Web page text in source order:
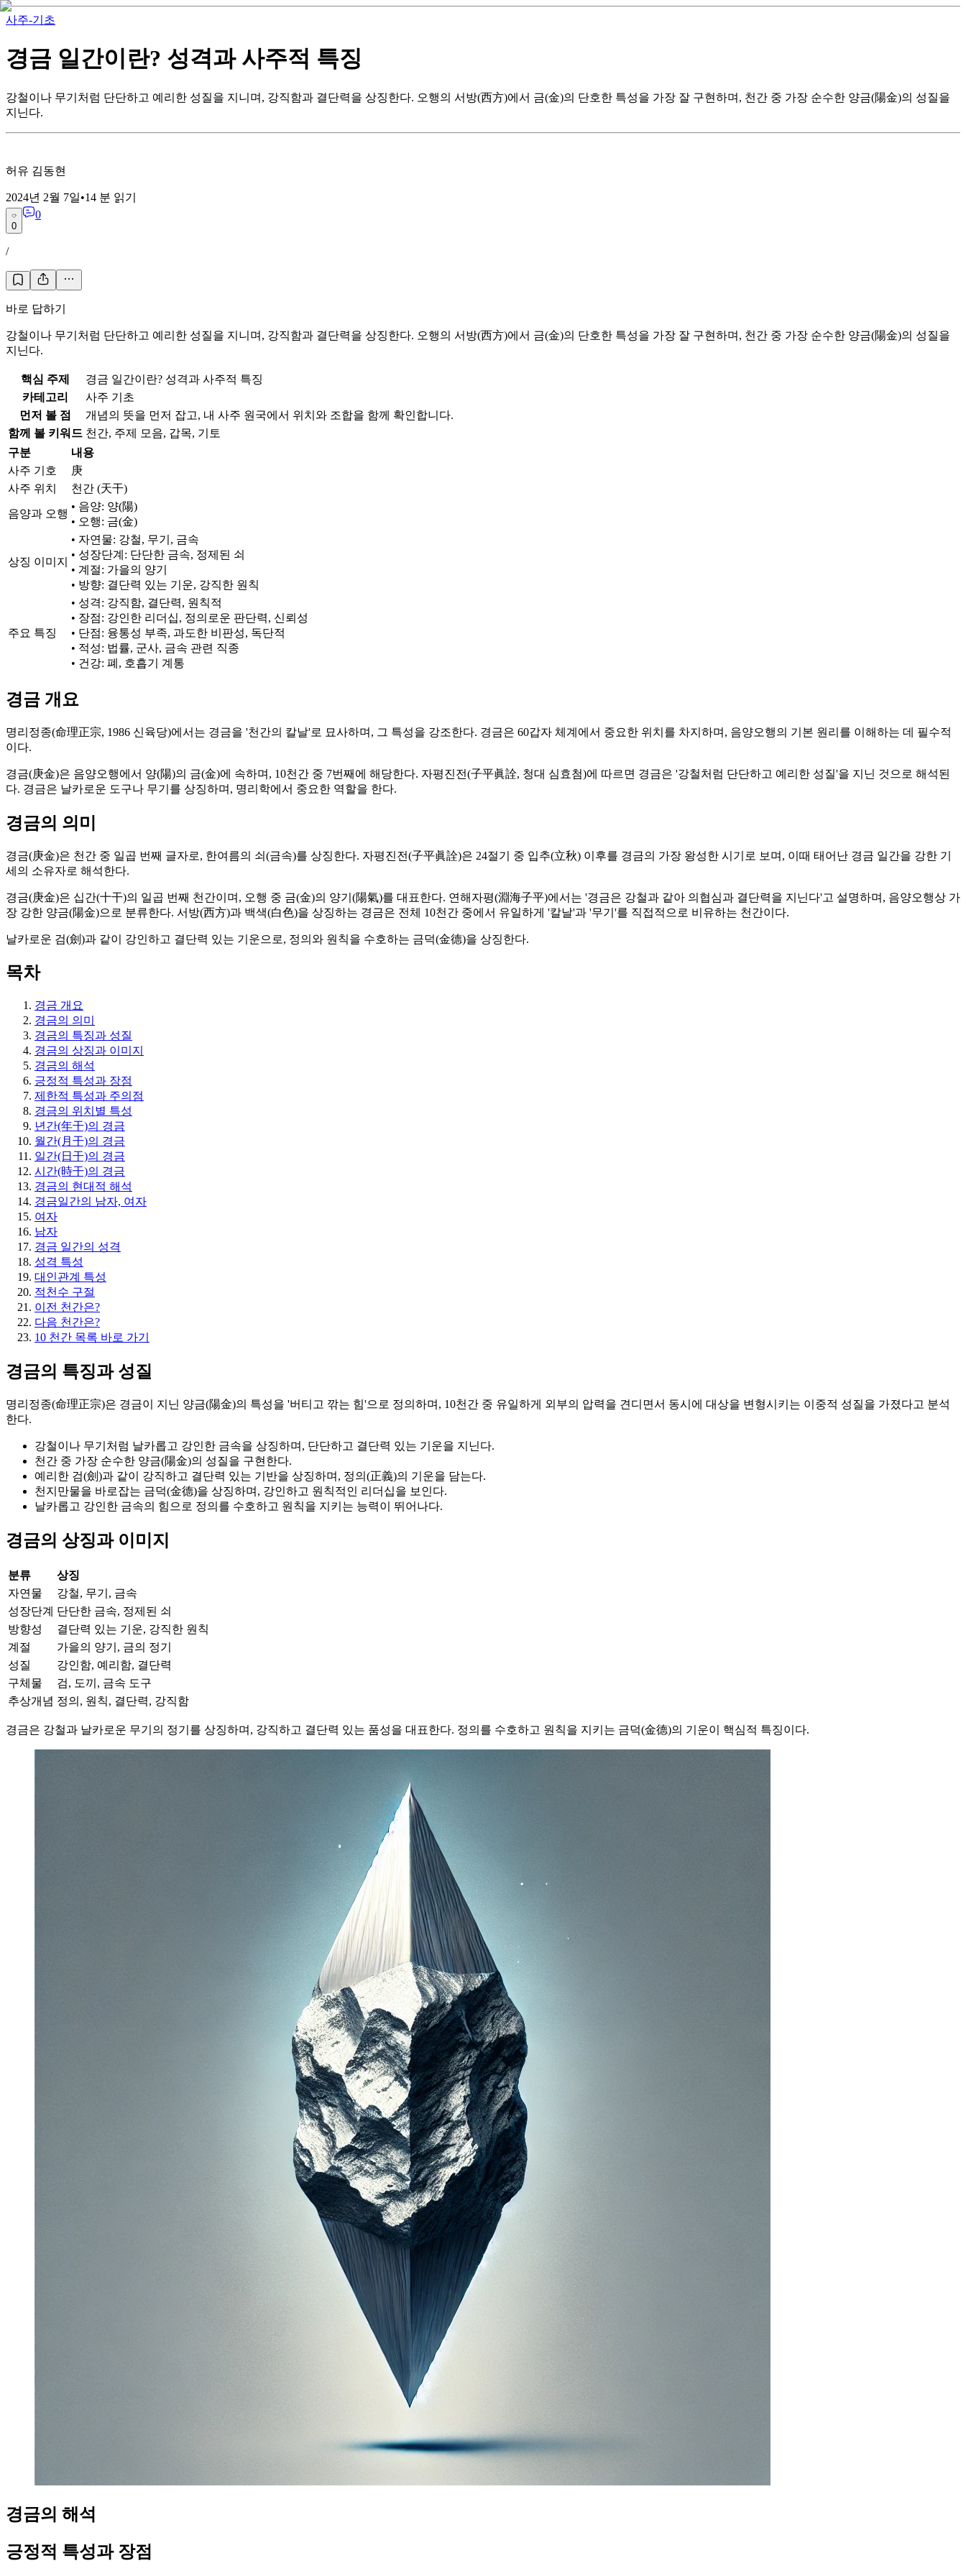
사주-기초
경금 일간이란? 성격과 사주적 특징
강철이나 무기처럼 단단하고 예리한 성질을 지니며, 강직함과 결단력을 상징한다. 오행의 서방(西方)에서 금(金)의 단호한 특성을 가장 잘 구현하며, 천간 중 가장 순수한 양금(陽金)의 성질을
지닌다.
허유 김동현
2024년 2월 7일•14 분 읽기
0
0
/
바로 답하기
강철이나 무기처럼 단단하고 예리한 성질을 지니며, 강직함과 결단력을 상징한다. 오행의 서방(西方)에서 금(金)의 단호한 특성을 가장 잘 구현하며, 천간 중 가장 순수한 양금(陽金)의 성질을
지닌다.
핵심 주제
경금 일간이란? 성격과 사주적 특징
카테고리
사주 기초
먼저 볼 점
개념의 뜻을 먼저 잡고, 내 사주 원국에서 위치와 조합을 함께 확인합니다.
함께 볼 키워드 천간, 주제 모음, 갑목, 기토
구분
내용
사주 기호
庚
사주 위치
천간 (天干)
음양과 오행
• 음양: 양(陽)
• 오행: 금(金)
상징 이미지
• 자연물: 강철, 무기, 금속
• 성장단계: 단단한 금속, 정제된 쇠
• 계절: 가을의 양기
• 방향: 결단력 있는 기운, 강직한 원칙
주요 특징
• 성격: 강직함, 결단력, 원칙적
• 장점: 강인한 리더십, 정의로운 판단력, 신뢰성
• 단점: 융통성 부족, 과도한 비판성, 독단적
• 적성: 법률, 군사, 금속 관련 직종
• 건강: 폐, 호흡기 계통
경금 개요
명리정종(命理正宗, 1986 신육당)에서는 경금을 '천간의 칼날'로 묘사하며, 그 특성을 강조한다. 경금은 60갑자 체계에서 중요한 위치를 차지하며, 음양오행의 기본 원리를 이해하는 데 필수적
이다.
경금(庚金)은 음양오행에서 양(陽)의 금(金)에 속하며, 10천간 중 7번째에 해당한다. 자평진전(子平眞詮, 청대 심효첨)에 따르면 경금은 '강철처럼 단단하고 예리한 성질'을 지닌 것으로 해석된
다. 경금은 날카로운 도구나 무기를 상징하며, 명리학에서 중요한 역할을 한다.
경금의 의미
경금(庚金)은 천간 중 일곱 번째 글자로, 한여름의 쇠(금속)를 상징한다. 자평진전(子平眞詮)은 24절기 중 입추(立秋) 이후를 경금의 가장 왕성한 시기로 보며, 이때 태어난 경금 일간을 강한 기
세의 소유자로 해석한다.
경금(庚金)은 십간(十干)의 일곱 번째 천간이며, 오행 중 금(金)의 양기(陽氣)를 대표한다. 연해자평(淵海子平)에서는 '경금은 강철과 같아 의협심과 결단력을 지닌다'고 설명하며, 음양오행상 가
장 강한 양금(陽金)으로 분류한다. 서방(西方)과 백색(白色)을 상징하는 경금은 전체 10천간 중에서 유일하게 '칼날'과 '무기'를 직접적으로 비유하는 천간이다.
날카로운 검(劍)과 같이 강인하고 결단력 있는 기운으로, 정의와 원칙을 수호하는 금덕(金德)을 상징한다.
목차
경금 개요
경금의 의미
경금의 특징과 성질
경금의 상징과 이미지
경금의 해석
긍정적 특성과 장점
제한적 특성과 주의점
경금의 위치별 특성
년간(年干)의 경금
월간(月干)의 경금
일간(日干)의 경금
시간(時干)의 경금
경금의 현대적 해석
경금일간의 남자, 여자
여자
남자
경금 일간의 성격
성격 특성
대인관계 특성
적천수 구절
이전 천간은?
다음 천간은?
10 천간 목록 바로 가기
경금의 특징과 성질
명리정종(命理正宗)은 경금이 지닌 양금(陽金)의 특성을 '버티고 깎는 힘'으로 정의하며, 10천간 중 유일하게 외부의 압력을 견디면서 동시에 대상을 변형시키는 이중적 성질을 가졌다고 분석
한다.
강철이나 무기처럼 날카롭고 강인한 금속을 상징하며, 단단하고 결단력 있는 기운을 지닌다.
천간 중 가장 순수한 양금(陽金)의 성질을 구현한다.
예리한 검(劍)과 같이 강직하고 결단력 있는 기반을 상징하며, 정의(正義)의 기운을 담는다.
천지만물을 바로잡는 금덕(金德)을 상징하며, 강인하고 원칙적인 리더십을 보인다.
날카롭고 강인한 금속의 힘으로 정의를 수호하고 원칙을 지키는 능력이 뛰어나다.
경금의 상징과 이미지
분류
상징
자연물
강철, 무기, 금속
성장단계 단단한 금속, 정제된 쇠
방향성
결단력 있는 기운, 강직한 원칙
계절
가을의 양기, 금의 정기
성질
강인함, 예리함, 결단력
구체물
검, 도끼, 금속 도구
추상개념 정의, 원칙, 결단력, 강직함
경금은 강철과 날카로운 무기의 정기를 상징하며, 강직하고 결단력 있는 품성을 대표한다. 정의를 수호하고 원칙을 지키는 금덕(金德)의 기운이 핵심적 특징이다.
경금의 해석
긍정적 특성과 장점